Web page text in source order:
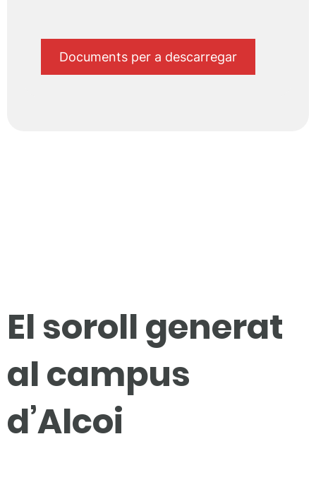
Documents per a descarregar
El soroll generat
al campus
d’Alcoi